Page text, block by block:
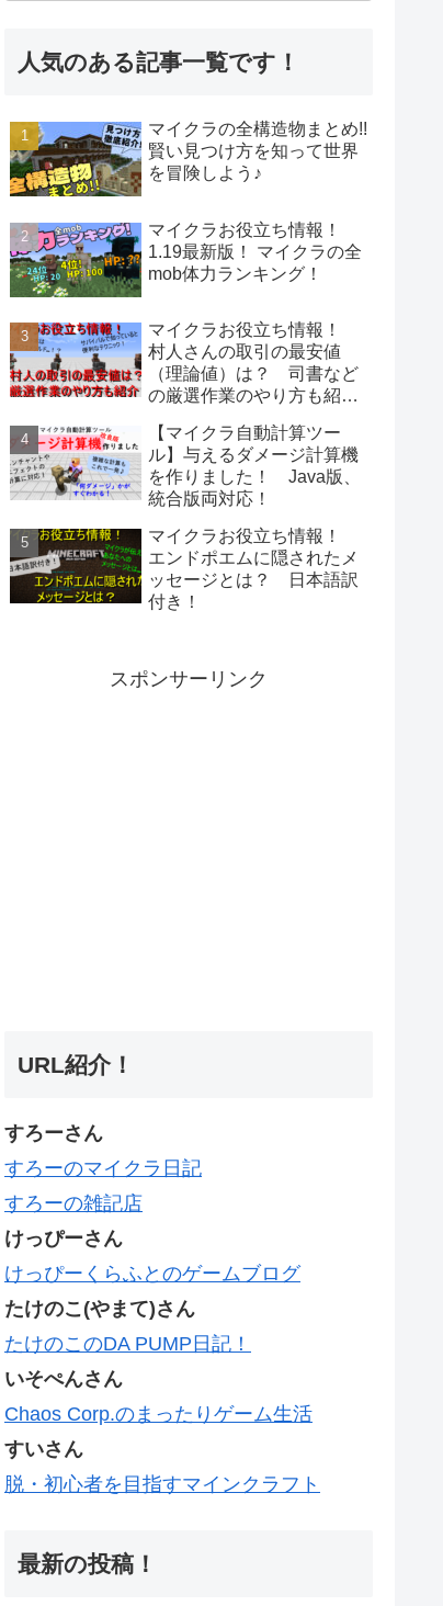
人気のある記事一覧です！
マイクラの全構造物まとめ!!
賢い見つけ方を知って世界
を冒険しよう♪
マイクラお役立ち情報！
1.19最新版！ マイクラの全
mob体力ランキング！
マイクラお役立ち情報！
村人さんの取引の最安値
（理論値）は？ 司書など
の厳選作業のやり方も紹
【マイクラ自動計算ツー
ル】与えるダメージ計算機
を作りました！ Java版、
統合版両対応！
マイクラお役立ち情報！
エンドポエムに隠されたメ
ッセージとは？ 日本語訳
付き！
スポンサーリンク
URL紹介！
すろーさん
すろーのマイクラ日記
すろーの雑記店
けっぴーさん
けっぴーくらふとのゲームブログ
たけのこ(やまて)さん
たけのこのDA PUMP日記！
いそぺんさん
Chaos Corp.のまったりゲーム生活
すいさん
脱・初心者を目指すマインクラフト
最新の投稿！